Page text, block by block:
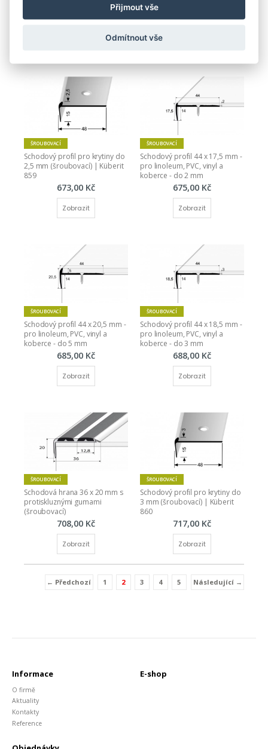
665,00 Kč
mm (šroubovací)
669,00 Kč
ŠROUBOVACÍ
Schodový profil pro krytiny do
2,5 mm (šroubovací) | Küberit
859
673,00 Kč
Zobrazit
ŠROUBOVACÍ
Schodový profil 44 x 17,5 mm -
pro linoleum, PVC, vinyl a
koberce - do 2 mm
675,00 Kč
Zobrazit
ŠROUBOVACÍ
Schodový profil 44 x 20,5 mm -
pro linoleum, PVC, vinyl a
koberce - do 5 mm
685,00 Kč
Zobrazit
ŠROUBOVACÍ
Schodový profil 44 x 18,5 mm -
pro linoleum, PVC, vinyl a
koberce - do 3 mm
688,00 Kč
Zobrazit
ŠROUBOVACÍ
Schodová hrana 36 x 20 mm s
protiskluznými gumami
(šroubovací)
708,00 Kč
Zobrazit
ŠROUBOVACÍ
Schodový profil pro krytiny do
3 mm (šroubovací) | Küberit
860
717,00 Kč
Zobrazit
← Předchozí 1 2(current)
3 4 5 Následující →
Informace
O firmě
Aktuality
Kontakty
Reference
E-shop
Přijmout vše
Odmítnout vše